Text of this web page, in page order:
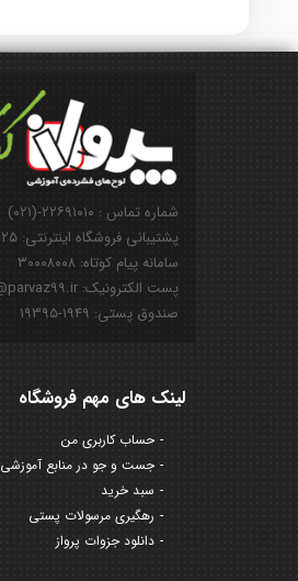
شماره تماس : ۲۲۶۹۱۰۱۰-(۰۲۱)
پشتیبانی فروشگاه اینترنتی: ۰۹۱۲۸۵۰۱۱۲۵
سامانه پیام کوتاه: ۳۰۰۰۸۰۰۸
پست الکترونیک: info@parvaz99.ir
صندوق پستی: ۱۹۴۹-۱۹۳۹۵
لینک های مهم فروشگاه
حساب کاربری من
جست و جو در منابع آموزشی
سبد خرید
رهگیری مرسولات پستی
دانلود جزوات پرواز